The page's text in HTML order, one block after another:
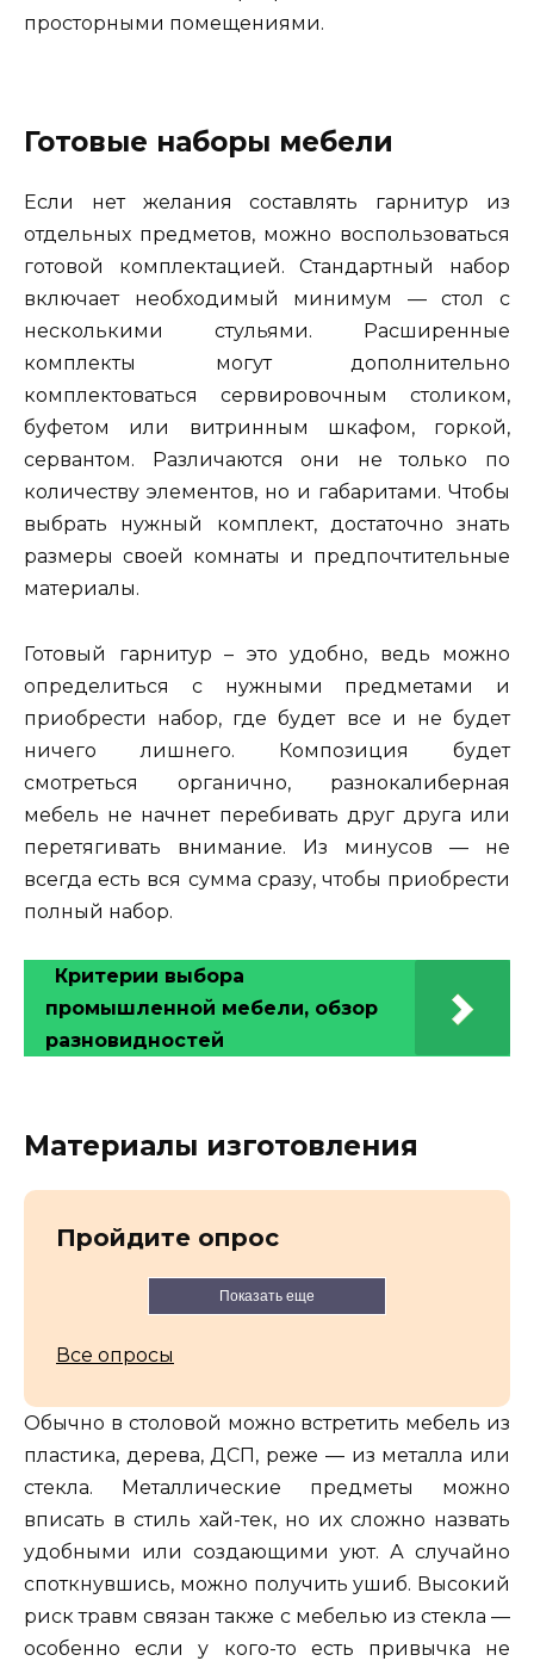
просторными помещениями.
Готовые наборы мебели
Если нет желания составлять гарнитур из
отдельных предметов, можно воспользоваться
готовой комплектацией. Стандартный набор
включает необходимый минимум — стол с
несколькими стульями. Расширенные
комплекты могут дополнительно
комплектоваться сервировочным столиком,
буфетом или витринным шкафом, горкой,
сервантом. Различаются они не только по
количеству элементов, но и габаритами. Чтобы
выбрать нужный комплект, достаточно знать
размеры своей комнаты и предпочтительные
материалы.
Готовый гарнитур – это удобно, ведь можно
определиться с нужными предметами и
приобрести набор, где будет все и не будет
ничего лишнего. Композиция будет
смотреться органично, разнокалиберная
мебель не начнет перебивать друг друга или
перетягивать внимание. Из минусов — не
всегда есть вся сумма сразу, чтобы приобрести
полный набор.
Критерии выбора
промышленной мебели, обзор
разновидностей
Материалы изготовления
Пройдите опрос
Показать еще
Все опросы
Обычно в столовой можно встретить мебель из
пластика, дерева, ДСП, реже — из металла или
стекла. Металлические предметы можно
вписать в стиль хай-тек, но их сложно назвать
удобными или создающими уют. А случайно
споткнувшись, можно получить ушиб. Высокий
риск травм связан также с мебелью из стекла —
особенно если у кого-то есть привычка не